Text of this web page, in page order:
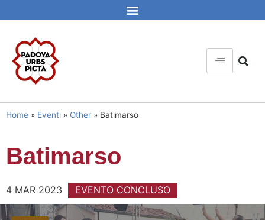
Home » Eventi » Other » Batimarso
Batimarso
4 MAR 2023 EVENTO CONCLUSO